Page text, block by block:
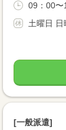
09：00〜
土曜日 日
[一般派遣]